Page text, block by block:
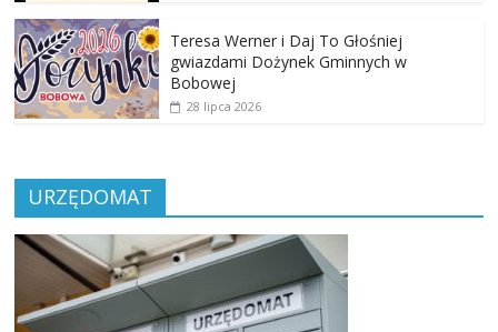
Teresa Werner i Daj To Głośniej
gwiazdami Dożynek Gminnych w
Bobowej
28 lipca 2026
URZĘDOMAT